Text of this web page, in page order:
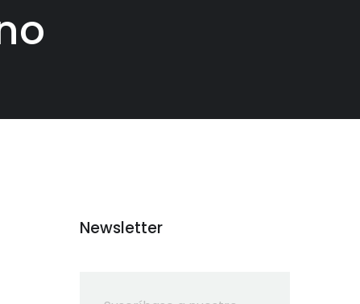
Newsletter